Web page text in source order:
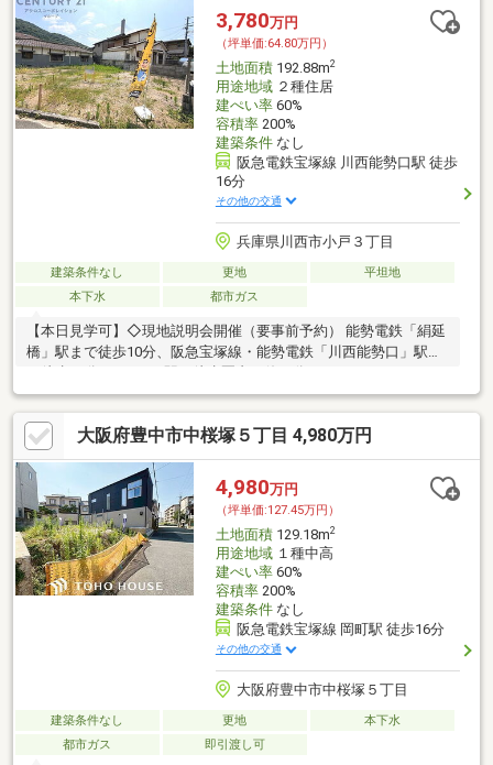
3,780万円
（坪単価:64.80万円）
土地面積192.88m2
用途地域２種住居
建ぺい率60%
容積率200%
建築条件なし
阪急電鉄宝塚線 川西能勢口駅 徒歩
16分
その他の交通
兵庫県川西市小戸３丁目
建築条件なし 更地
平坦地
本下水
都市ガス
【本日見学可】◇現地説明会開催（要事前予約） 能勢電鉄「絹延
橋」駅まで徒歩10分、阪急宝塚線・能勢電鉄「川西能勢口」駅ま
す。
大阪府豊中市中桜塚５丁目 4,980万円
4,980万円
（坪単価:127.45万円）
土地面積129.18m2
用途地域１種中高
建ぺい率60%
容積率200%
建築条件なし
阪急電鉄宝塚線 岡町駅 徒歩16分
その他の交通
大阪府豊中市中桜塚５丁目
建築条件なし 更地
本下水
都市ガス
即引渡し可